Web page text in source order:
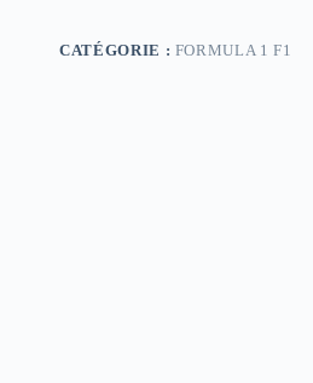
CATÉGORIE : FORMULA 1 F1